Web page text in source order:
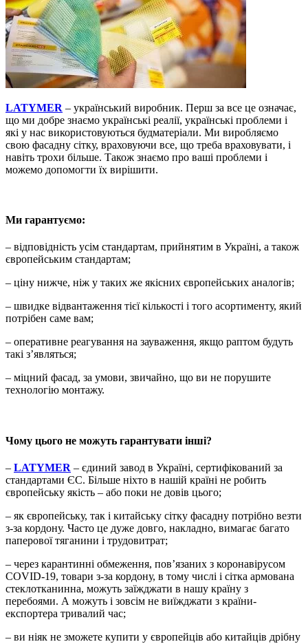
LATYMER – український виробник. Перш за все це означає,
що ми добре знаємо українські реалії, українські проблеми і
які у нас використовуються будматеріали. Ми виробляємо
свою фасадну сітку, враховуючи все, що треба враховувати, і
навіть трохи більше. Також знаємо про ваші проблеми і
можемо допомогти їх вирішити.
Ми гарантуємо:
– відповідність усім стандартам, прийнятим в Україні, а також
європейським стандартам;
– ціну нижче, ніж у таких же якісних європейських аналогів;
– швидке відвантаження тієї кількості і того асортименту, який
потрібен саме вам;
– оперативне реагування на зауваження, якщо раптом будуть
такі з’являться;
– міцний фасад, за умови, звичайно, що ви не порушите
технологію монтажу.
Чому цього не можуть гарантувати інші?
– LATYMER – єдиний завод в Україні, сертифікований за
стандартами ЄС. Більше ніхто в нашій країні не робить
європейську якість – або поки не довів цього;
– як європейську, так і китайську сітку фасадну потрібно везти
з-за кордону. Часто це дуже довго, накладно, вимагає багато
паперової тяганини і трудовитрат;
– через карантинні обмеження, пов’язаних з коронавірусом
COVID-19, товари з-за кордону, в тому числі і сітка армована
стеклотканинна, можуть заїжджати в нашу країну з
перебоями. А можуть і зовсім не виїжджати з країни-
експортера тривалий час;
– ви ніяк не зможете купити у європейців або китайців дрібну